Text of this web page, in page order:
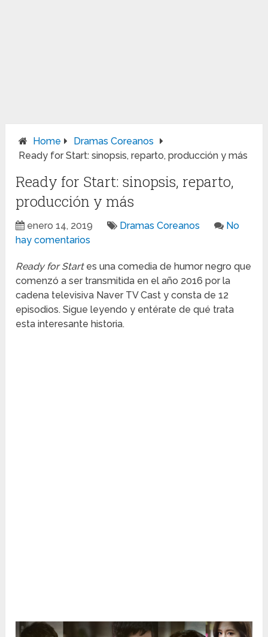
Home
Dramas Coreanos
Ready for Start: sinopsis, reparto, producción y más
Ready for Start: sinopsis, reparto,
producción y más
enero 14, 2019 Dramas Coreanos
No
hay comentarios
Ready for Start es una comedia de humor negro que
comenzó a ser transmitida en el año 2016 por la
cadena televisiva Naver TV Cast y consta de 12
episodios. Sigue leyendo y entérate de qué trata
esta interesante historia.